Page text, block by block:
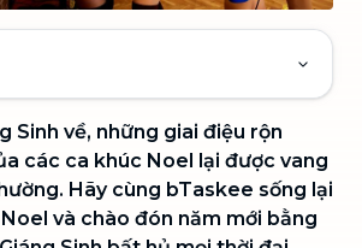
Sinh về, những giai điệu rộn
các ca khúc Noel lại được vang
Hãy cùng bTaskee sống lại
và chào đón năm mới bằng